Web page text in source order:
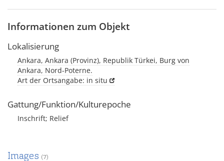
Informationen zum Objekt
Lokalisierung
Ankara, Ankara (Provinz), Republik Türkei, Burg von
Ankara, Nord-Poterne.
Art der Ortsangabe: in situ
Gattung/Funktion/Kulturepoche
Inschrift; Relief
Images (7)